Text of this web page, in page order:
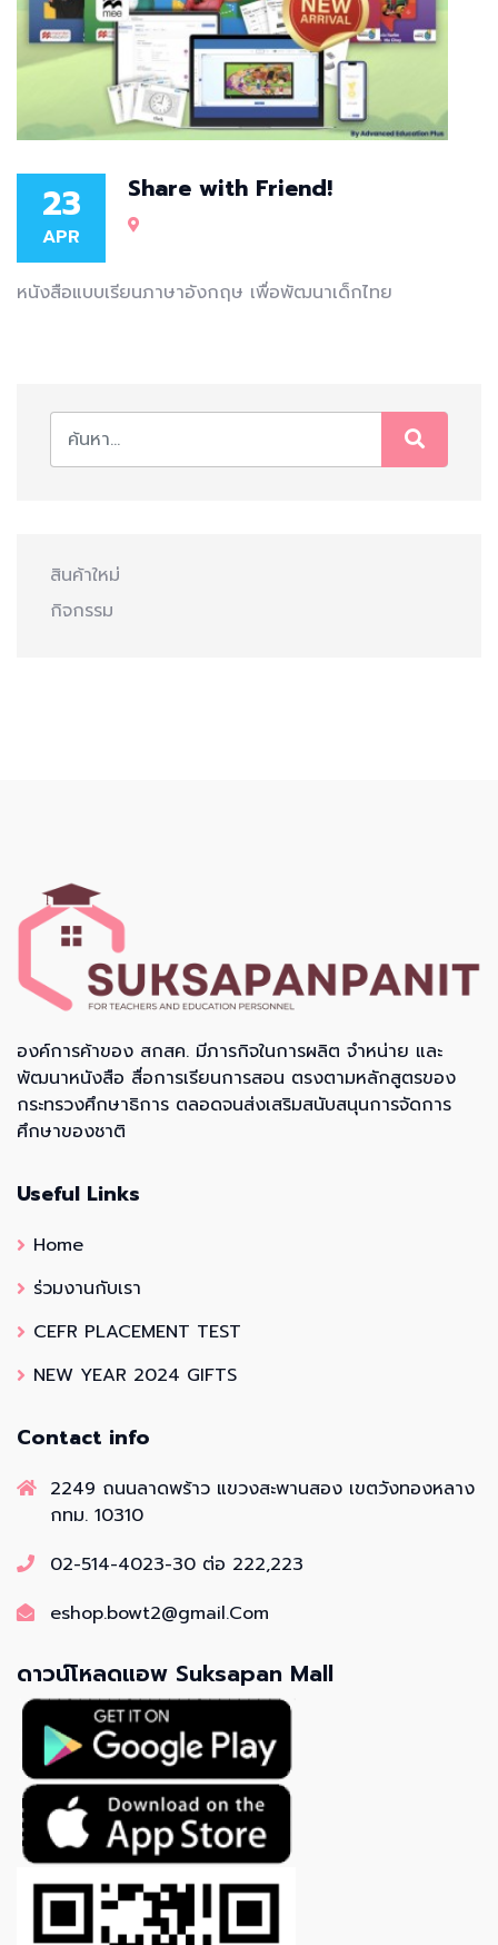
23
APR
Share with Friend!
หนังสือแบบเรียนภาษาอังกฤษ เพื่อพัฒนาเด็กไทย
สินค้าใหม่
กิจกรรม
องค์การค้าของ สกสค. มีภารกิจในการผลิต จำหน่าย และ
พัฒนาหนังสือ สื่อการเรียนการสอน ตรงตามหลักสูตรของ
กระทรวงศึกษาธิการ ตลอดจนส่งเสริมสนับสนุนการจัดการ
ศึกษาของชาติ
Useful Links
Home
ร่วมงานกับเรา
CEFR PLACEMENT TEST
NEW YEAR 2024 GIFTS
Contact info
2249 ถนนลาดพร้าว แขวงสะพานสอง เขตวังทองหลาง
กทม. 10310
02-514-4023-30 ต่อ 222,223
eshop.bowt2@gmail.Com
ดาวน์โหลดแอพ Suksapan Mall